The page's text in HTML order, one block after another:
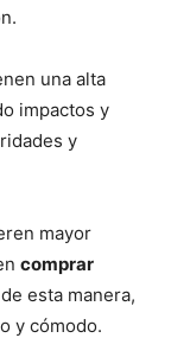
una alta
impactos y
y
mayor
comprar
esta manera,
y cómodo.